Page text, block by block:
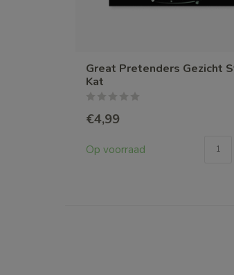
Great Pretenders Gezicht
Kat
€4,99
Op voorraad